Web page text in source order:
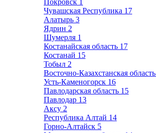
Покровск 1
Чувашская Республика 17
Алатырь 3
Ядрин 2
Шумерля 1
Костанайская область 17
Костанай 15
Тобыл 2
Восточно-Казахстанская область
Усть-Каменогорск 16
Павлодарская область 15
Павлодар 13
Аксу 2
Республика Алтай 14
Горно-Алтайск 5